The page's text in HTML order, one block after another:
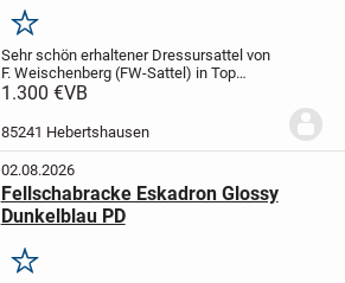
Merken
Sehr schön erhaltener Dressursattel von
F. Weischenberg (FW-Sattel) in Top
Zustand. Der Sattel wurde 1 1/2 Jahre
zeigen auch die Fotos. Sitzfläche 17"
1.300 €VB
85241 Hebertshausen
02.08.2026
Fellschabracke Eskadron Glossy
Dunkelblau PD
Merken